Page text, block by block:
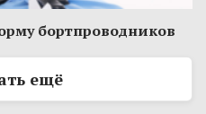
бортпроводников
ещё